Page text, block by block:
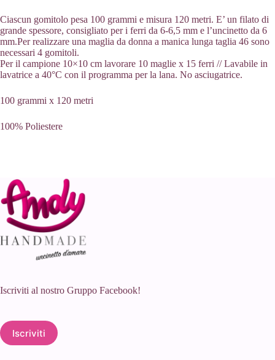
Ciascun gomitolo pesa 100 grammi e misura 120 metri. E’ un filato di
grande spessore, consigliato per i ferri da 6-6,5 mm e l’uncinetto da 6
mm.Per realizzare una maglia da donna a manica lunga taglia 46 sono
necessari 4 gomitoli.
Per il campione 10×10 cm lavorare 10 maglie x 15 ferri // Lavabile in
lavatrice a 40°C con il programma per la lana. No asciugatrice.
100 grammi x 120 metri
100% Poliestere
Iscriviti al nostro Gruppo Facebook!
Iscriviti